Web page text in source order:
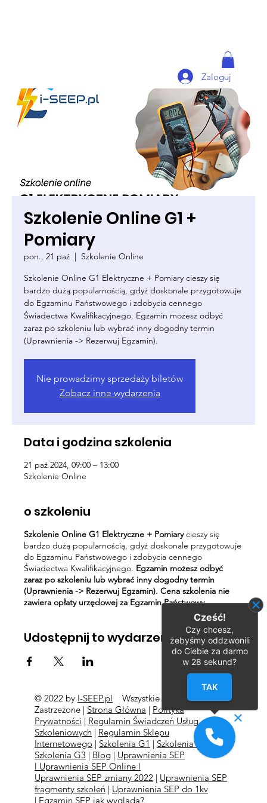
Zaloguj
Szkolenie Online G1 +
Pomiary
pon., 21 paź
  |
Szkolenie Online
Szkolenie Online G1 Elektryczne + Pomiary cieszy się
bardzo dużą popularnością, gdyż doskonale przygotowuje
do Egzaminu Państwowego i zdobycia cennego
Świadectwa Kwalifikacyjnego. Egzamin możesz odbyć
zaraz po szkoleniu lub wybrać inny dogodny termin
(Uprawnienia -> Rezerwuj Egzamin).
Nie prowadzimy sprzedaży biletów
Zobacz inne wydarzenia
Data i godzina szkolenia
21 paź 2024, 09:00 – 13:00
Szkolenie Online
o szkoleniu
Szkolenie Online G1 Elektryczne + Pomiarycieszy się
bardzo dużą popularnością, gdyż doskonale przygotowuje
do Egzaminu Państwowego i zdobycia cennego
Świadectwa Kwalifikacyjnego. Egzamin możesz odbyć
zaraz po szkoleniu lub wybrać inny dogodny termin
(Uprawnienia -> Rezerwuj Egzamin). Cena szkolenia nie
zawiera opłaty urzędowej za Egzamin Państwowy.
Udostępnij to wydarzenie
© 2022 by I-SEEP.pl
Wszystkie Prawa
Zastrzeżone | Strona Główna | Polityka
Prywatności | Regulamin Świadczeń Usług
Szkoleniowych| Regulamin Sklepu
Internetowego | Szkolenia G1 | Szkolenia G2
l
Szkolenia G3 | Blog| Uprawnienia SEP
l Uprawnienia SEP Online l
Uprawnienia SEP zmiany 2022 | Uprawnienia SEP
fragmenty szkoleń | Uprawnienia SEP do 1kv
| Egzamin SEP jak wygląda?
Cześć!
Czy chcesz,
żebyśmy oddzwonili
do Ciebie za darmo
w 28 sekund?
TAK